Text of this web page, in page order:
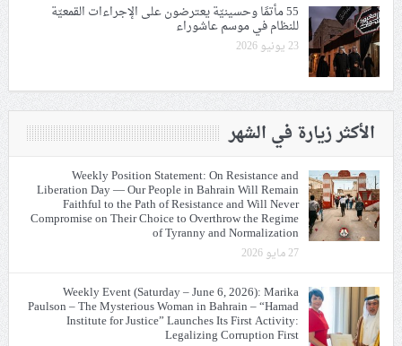
55 مأتمًا وحسينيّة يعترضون على الإجراءات القمعيّة
للنظام في موسم عاشوراء
23 يونيو 2026
الأكثر زيارة في الشهر
Weekly Position Statement: On Resistance and
Liberation Day — Our People in Bahrain Will Remain
Faithful to the Path of Resistance and Will Never
Compromise on Their Choice to Overthrow the Regime
of Tyranny and Normalization
27 مايو 2026
Weekly Event (Saturday – June 6, 2026): Marika
Paulson – The Mysterious Woman in Bahrain – “Hamad
Institute for Justice” Launches Its First Activity:
Legalizing Corruption First